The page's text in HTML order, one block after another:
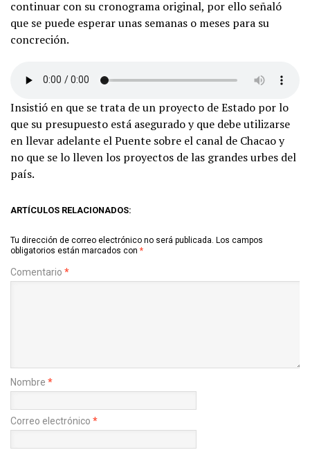
continuar con su cronograma original, por ello señaló
que se puede esperar unas semanas o meses para su
concreción.
Insistió en que se trata de un proyecto de Estado por lo
que su presupuesto está asegurado y que debe utilizarse
en llevar adelante el Puente sobre el canal de Chacao y
no que se lo lleven los proyectos de las grandes urbes del
país.
ARTÍCULOS RELACIONADOS:
Tu dirección de correo electrónico no será publicada. Los campos
obligatorios están marcados con *
Comentario *
Nombre *
Correo electrónico *